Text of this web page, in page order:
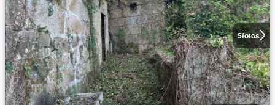
5fotos